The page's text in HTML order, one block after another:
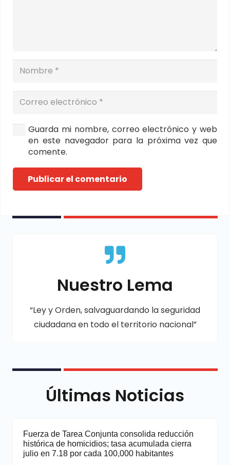
Guarda mi nombre, correo electrónico y web
en este navegador para la próxima vez que
comente.
Publicar el comentario
Nuestro Lema
“Ley y Orden, salvaguardando la seguridad
ciudadana en todo el territorio nacional”
Últimas Noticias
Fuerza de Tarea Conjunta consolida reducción
histórica de homicidios; tasa acumulada cierra
julio en 7.18 por cada 100,000 habitantes